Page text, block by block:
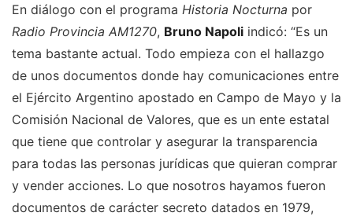
En diálogo con el programa Historia Nocturna por
Radio Provincia AM1270, Bruno Napoli indicó: “Es un
tema bastante actual. Todo empieza con el hallazgo
de unos documentos donde hay comunicaciones entre
el Ejército Argentino apostado en Campo de Mayo y la
Comisión Nacional de Valores, que es un ente estatal
que tiene que controlar y asegurar la transparencia
para todas las personas jurídicas que quieran comprar
y vender acciones. Lo que nosotros hayamos fueron
documentos de carácter secreto datados en 1979,